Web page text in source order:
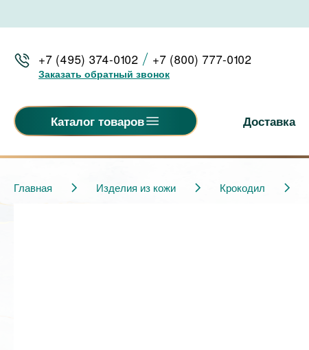
+7 (495) 374-0102 +7 (800) 777-0102
Заказать обратный звонок
Каталог товаров Доставка
Главная Изделия из кожи Крокодил